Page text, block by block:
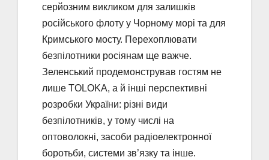
серйозним викликом для залишків
російського флоту у Чорному морі та для
Кримського мосту. Перехоплювати
безпілотники росіянам ще важче.
Зеленський продемонстрував гостям не
лише TOLOKA, а й інші перспективні
розробки України: різні види
безпілотників, у тому числі на
оптоволокні, засоби радіоелектронної
боротьби, системи зв’язку та інше.